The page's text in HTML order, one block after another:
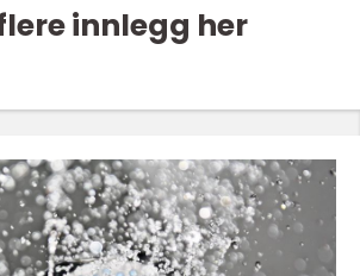
innlegg her